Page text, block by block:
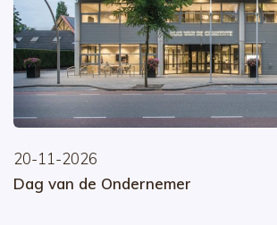
20-11-2026
Dag van de Ondernemer